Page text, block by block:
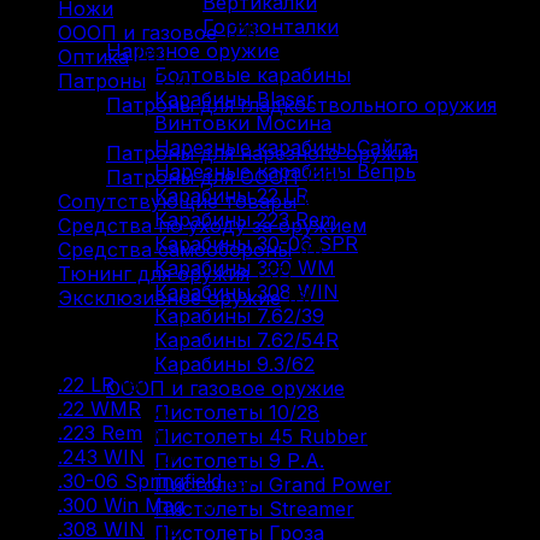
Горизонталки
Нарезное оружие
Болтовые карабины
Карабины Blaser
Винтовки Мосина
Нарезные карабины Сайга
Нарезные карабины Вепрь
Карабины 22 LR
Карабины 223 Rem
Карабины 30-06 SPR
Карабины 300 WM
Карабины 308 WIN
Карабины 7.62/39
Карабины 7.62/54R
Карабины 9.3/62
ОООП и газовое оружие
Пистолеты 10/28
Пистолеты 45 Rubber
Пистолеты 9 Р.А.
Пистолеты Grand Power
Пистолеты Streamer
Пистолеты Гроза
Ножи
ОООП и газовое (71)
Оптика (12)
Патроны (211)
Патроны для гладкоствольного оружия
Патроны для нарезного оружия
Патроны для ОООП (30)
Сопутствующие товары (13)
Средства по уходу за оружием
Средства самообороны (6)
Тюнинг для оружия (37)
Эксклюзивное оружие (6)
.22 LR (9)
.22 WMR
(2)
.223 Rem (8)
.243 WIN (2)
.30-06 Springfield (8)
.300 Win Mag (3)
.308 WIN (12)